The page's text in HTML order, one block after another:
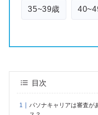
35~39歳
目次
パソナキャリアは審査が